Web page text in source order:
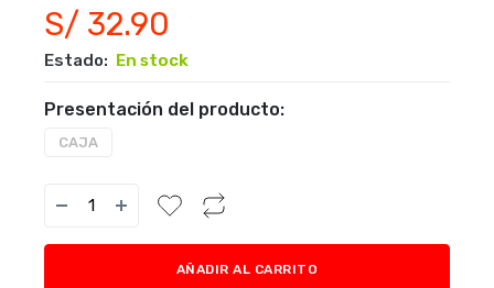
S/ 32.90
Estado: En stock
Presentación del producto:
CAJA
AÑADIR AL CARRITO